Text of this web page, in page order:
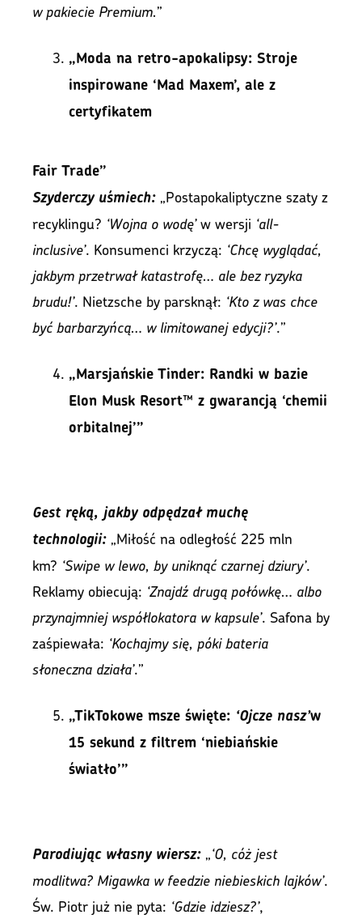
w pakiecie Premium.”
„Moda na retro-apokalipsy: Stroje
inspirowane ‘Mad Maxem’, ale z
certyfikatem
Fair Trade”
Szyderczy uśmiech: „Postapokaliptyczne szaty z
recyklingu? ‘Wojna o wodę’w wersji ‘all-
inclusive’. Konsumenci krzyczą: ‘Chcę wyglądać,
jakbym przetrwał katastrofę… ale bez ryzyka
brudu!’. Nietzsche by parsknął: ‘Kto z was chce
być barbarzyńcą… w limitowanej edycji?’.”
„Marsjańskie Tinder: Randki w bazie
Elon Musk Resort™ z gwarancją ‘chemii
orbitalnej’”
Gest ręką, jakby odpędzał muchę
technologii: „Miłość na odległość 225 mln
km? ‘Swipe w lewo, by uniknąć czarnej dziury’.
Reklamy obiecują: ‘Znajdź drugą połówkę… albo
przynajmniej współlokatora w kapsule’. Safona by
zaśpiewała: ‘Kochajmy się, póki bateria
słoneczna działa’.”
„TikTokowe msze święte: ‘Ojcze nasz’w
15 sekund z filtrem ‘niebiańskie
światło’”
Parodiując własny wiersz:
‘O, cóż jest
modlitwa? Migawka w feedzie niebieskich lajków’.
Św. Piotr już nie pyta: ‘Gdzie idziesz?’,